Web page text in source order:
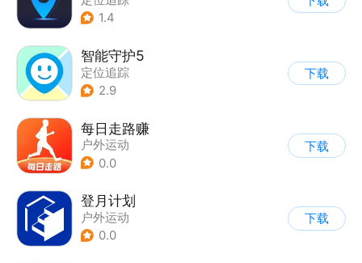
1.4
智能守护5
定位追踪
2.9
下载
每日走路赚
户外运动
0.0
下载
登月计划
户外运动
0.0
下载